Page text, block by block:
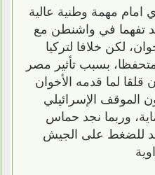
مهمة وطنية عالية
تفهما في واشنطن مع
لكن خلافا لتركيا
بسبب تأثير مصر
لما قدمه الأخوان
الموقف الإسرائيلي
وربما نجد حماس
للضغط على الجيش